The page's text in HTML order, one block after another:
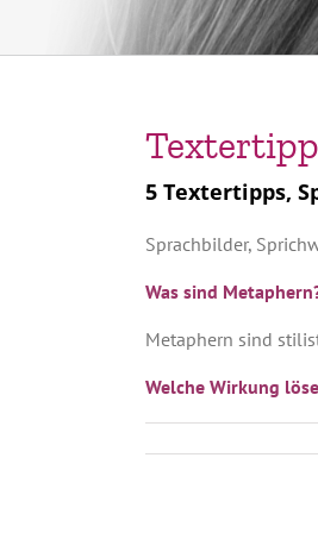
5 Textertipps,
Sprachbilder,
Was sind
Metaphern sind
Welche Wirkung